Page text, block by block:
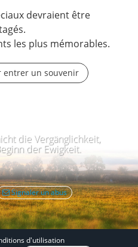
devraient être
les plus mémorables.
entrer un souvenir
die Vergänglichkeit,
der Ewigkeit.
Signaler un abus
d'utilisation